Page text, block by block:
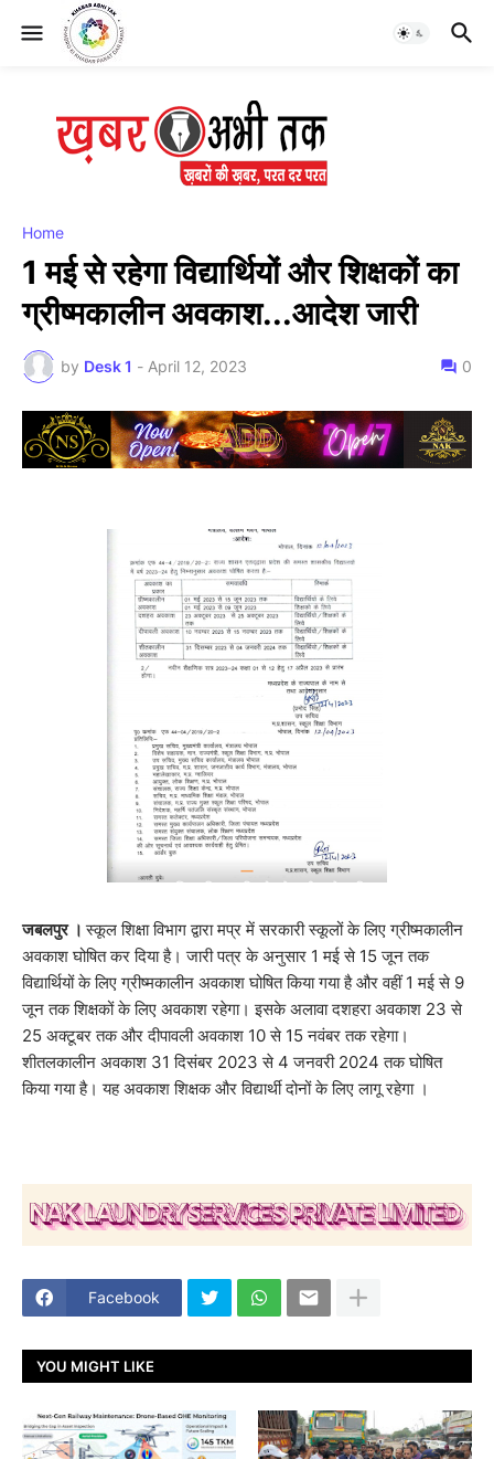
Home
1 मई से रहेगा विद्यार्थियों और शिक्षकों का
ग्रीष्मकालीन अवकाश...आदेश जारी
by Desk 1 - April 12, 2023 0
जबलपुर ।स्कूल शिक्षा विभाग द्वारा मप्र में सरकारी स्कूलों के लिए ग्रीष्मकालीन
अवकाश घोषित कर दिया है। जारी पत्र के अनुसार 1 मई से 15 जून तक
विद्यार्थियों के लिए ग्रीष्मकालीन अवकाश घोषित किया गया है और वहीं 1 मई से 9
जून तक शिक्षकों के लिए अवकाश रहेगा। इसके अलावा दशहरा अवकाश 23 से
25 अक्टूबर तक और दीपावली अवकाश 10 से 15 नवंबर तक रहेगा।
शीतलकालीन अवकाश 31 दिसंबर 2023 से 4 जनवरी 2024 तक घोषित
किया गया है। यह अवकाश शिक्षक और विद्यार्थी दोनों के लिए लागू रहेगा ।
Facebook
YOU MIGHT LIKE